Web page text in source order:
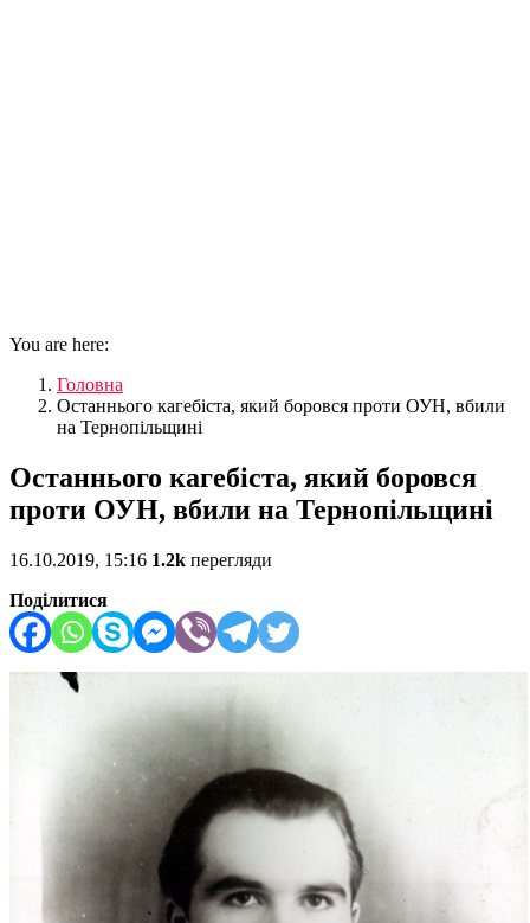
You are here:
Головна
Останнього кагебіста, який боровся проти ОУН, вбили
на Тернопільщині
Останнього кагебіста, який боровся
проти ОУН, вбили на Тернопільщині
16.10.2019, 15:16 1.2k перегляди
Поділитися